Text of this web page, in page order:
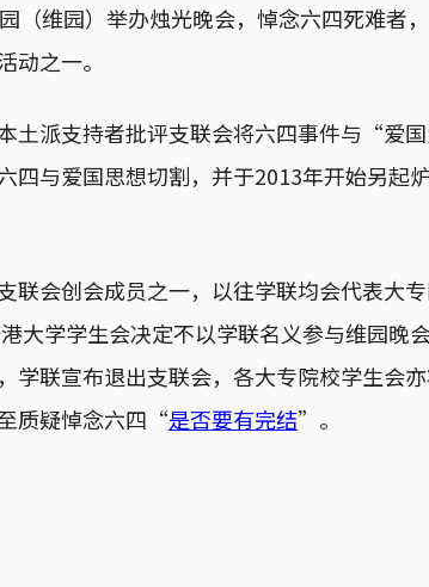
（维园）举办烛光晚会，悼念六四死难者，
动之一。
土派支持者批评支联会将六四事件与“爱
与爱国思想切割，并于2013年开始另起
联会创会成员之一，以往学联均会代表大
大学学生会决定不以学联名义参与维园晚
学联宣布退出支联会，各大专院校学生会
质疑悼念六四“是否要有完结”。